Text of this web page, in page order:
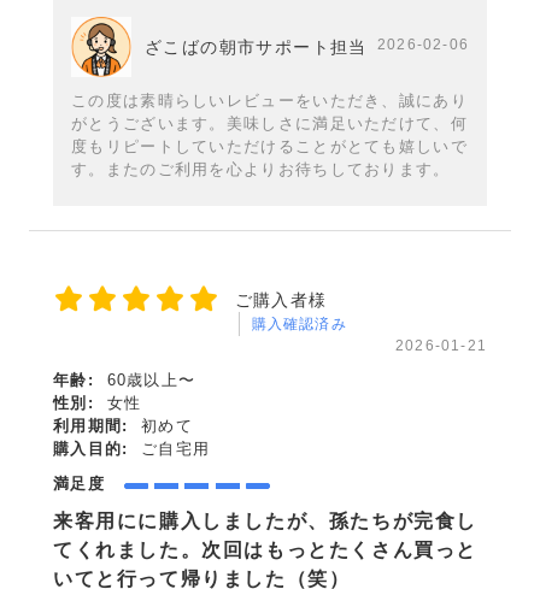
ざこばの朝市サポート担当 2026-02-06
この度は素晴らしいレビューをいただき、誠にあり
がとうございます。美味しさに満足いただけて、何
度もリピートしていただけることがとても嬉しいで
す。またのご利用を心よりお待ちしております。
ご購入者様
購入確認済み
2026-01-21
年齢:
60歳以上〜
性別:
女性
利用期間:
初めて
購入目的:
ご自宅用
満足度
来客用にに購入しましたが、孫たちが完食し
てくれました。次回はもっとたくさん買っと
いてと行って帰りました（笑）